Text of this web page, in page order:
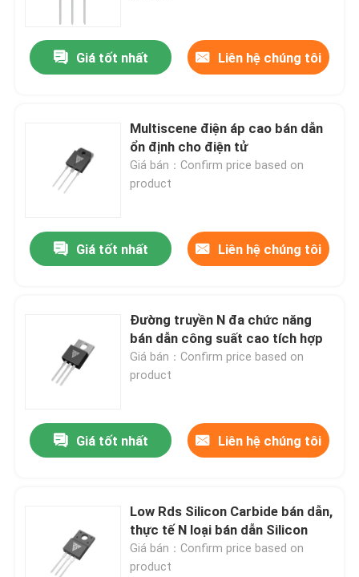
Giá tốt nhất Liên hệ chúng tôi
Multiscene điện áp cao bán dẫn
ổn định cho điện tử
Giá bán：Confirm price based on
product
Giá tốt nhất Liên hệ chúng tôi
Đường truyền N đa chức năng
bán dẫn công suất cao tích hợp
Giá bán：Confirm price based on
product
Giá tốt nhất Liên hệ chúng tôi
Low Rds Silicon Carbide bán dẫn,
thực tế N loại bán dẫn Silicon
Giá bán：Confirm price based on
product